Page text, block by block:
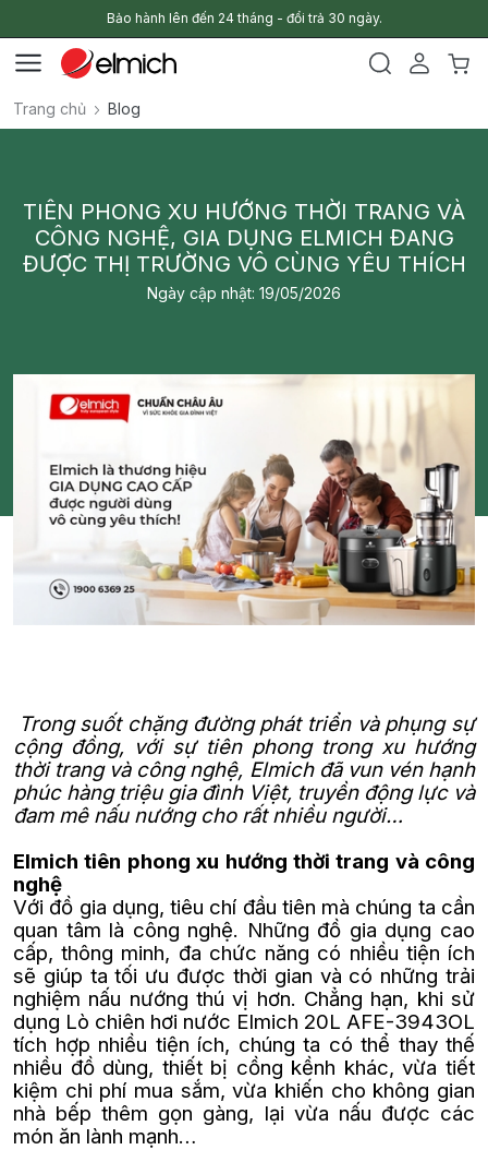
Bảo hành lên đến 24 tháng - đổi trả 30 ngày.
Trang chủ Blog
TIÊN PHONG XU HƯỚNG THỜI TRANG VÀ
CÔNG NGHỆ, GIA DỤNG ELMICH ĐANG
ĐƯỢC THỊ TRƯỜNG VÔ CÙNG YÊU THÍCH
Ngày cập nhật: 19/05/2026
Trong suốt chặng đường phát triển và phụng sự
cộng đồng, với sự tiên phong trong xu hướng
thời trang và công nghệ, Elmich đã vun vén hạnh
phúc hàng triệu gia đình Việt, truyền động lực và
đam mê nấu nướng cho rất nhiều người…
Elmich tiên phong xu hướng thời trang và công
nghệ
Với đồ gia dụng, tiêu chí đầu tiên mà chúng ta cần
quan tâm là công nghệ. Những đồ gia dụng cao
cấp, thông minh, đa chức năng có nhiều tiện ích
sẽ giúp ta tối ưu được thời gian và có những trải
nghiệm nấu nướng thú vị hơn. Chẳng hạn, khi sử
dụng Lò chiên hơi nước Elmich 20L AFE-3943OL
tích hợp nhiều tiện ích, chúng ta có thể thay thế
nhiều đồ dùng, thiết bị cồng kềnh khác, vừa tiết
kiệm chi phí mua sắm, vừa khiến cho không gian
nhà bếp thêm gọn gàng, lại vừa nấu được các
món ăn lành mạnh…